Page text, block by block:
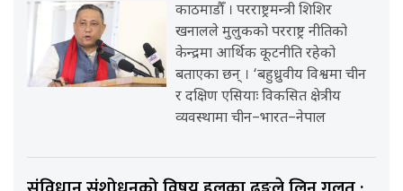
काठमाडौँ । परराष्ट्रमन्त्री शिशिर
खनालले मुलुकको परराष्ट्र नीतिको
केन्द्रमा आर्थिक कूटनीति रहेको
बताएका छन् । ‘बहुध्रुवीय विश्वमा चीन
र दक्षिण एसियाः विकसित क्षेत्रीय
व्यवस्थामा चीन–भारत–नेपाल